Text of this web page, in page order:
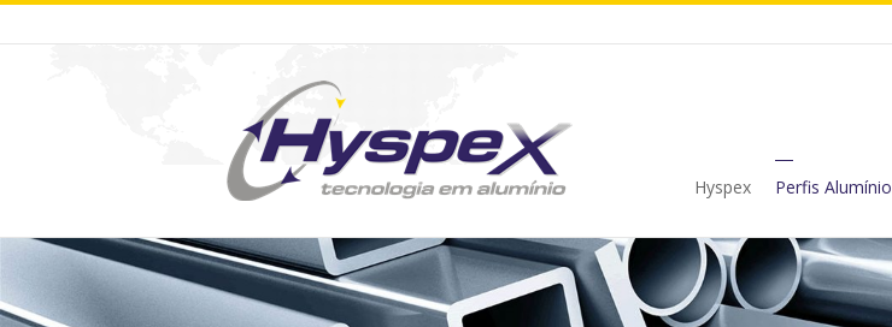
Hyspex Perfis Alumínio